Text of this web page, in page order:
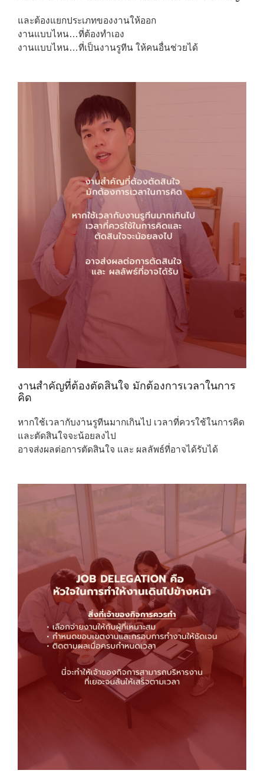
และต้องแยกประเภทของงานให้ออก
งานแบบไหน…ที่ต้องทำเอง
งานแบบไหน…ที่เป็นงานรูทีน ให้คนอื่นช่วยได้
งานสำคัญที่ต้องตัดสินใจ มักต้องการเวลาในการ
คิด
หากใช้เวลากับงานรูทีนมากเกินไป เวลาที่ควรใช้ในการคิด
และตัดสินใจจะน้อยลงไป
อาจส่งผลต่อการตัดสินใจ และ ผลลัพธ์ที่อาจได้รับได้